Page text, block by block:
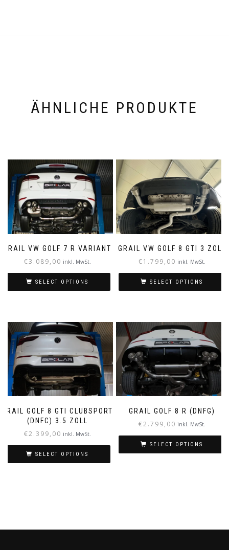
ÄHNLICHE PRODUKTE
GRAIL VW GOLF 7 R VARIANT
€3.089,00 inkl. MwSt.
SELECT OPTIONS
GRAIL VW GOLF 8 GTI 3 ZOLL
€1.799,00 inkl. MwSt.
SELECT OPTIONS
GRAIL GOLF 8 GTI CLUBSPORT
(DNFC) 3.5 ZOLL
€2.399,00 inkl. MwSt.
SELECT OPTIONS
GRAIL GOLF 8 R (DNFG)
€2.799,00 inkl. MwSt.
SELECT OPTIONS